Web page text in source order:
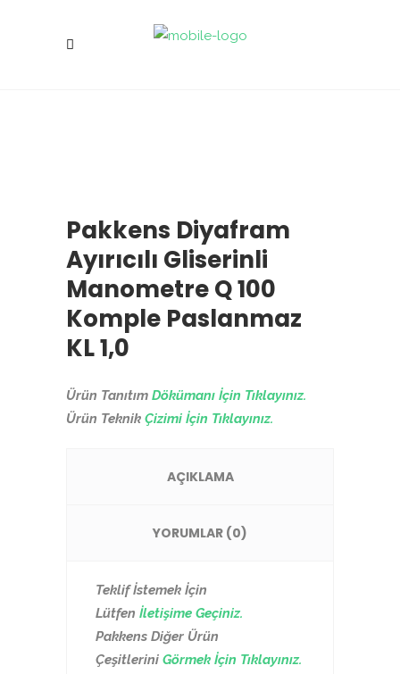
Pakkens Diyafram
Ayırıcılı Gliserinli
Manometre Q 100
Komple Paslanmaz
KL 1,0
Ürün Tanıtım Dökümanı İçin Tıklayınız.
Ürün Teknik Çizimi İçin Tıklayınız.
AÇIKLAMA
YORUMLAR (0)
Teklif İstemek İçin
Lütfen İletişime Geçiniz.
Pakkens Diğer Ürün
Çeşitlerini Görmek İçin Tıklayınız.